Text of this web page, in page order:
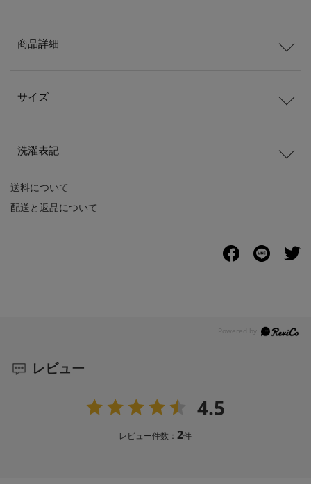
送料について
配送と返品について
商品詳細
サイズ
洗濯表記
レビュー
4.5
レビュー件数：2件